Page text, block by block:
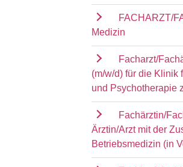
FACHARZT/
Medizin
Facharzt/
(m/w/d) für die Klinik
und Psychotherapie
Fachärztin/
Ärztin/Arzt mit der
Betriebsmedizin (in